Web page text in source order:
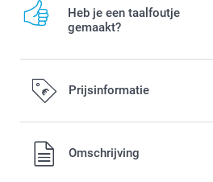
Heb je een taalfoutje
gemaakt?
Prijsinformatie
Alle prijzen zijn in EURO (€)
verzendkosten.Omschrijving